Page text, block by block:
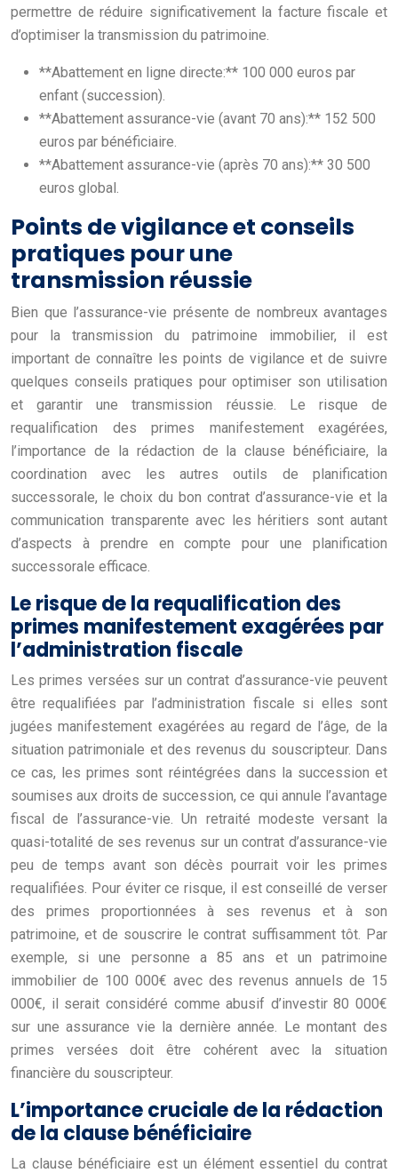
permettre de réduire significativement la facture fiscale et
d’optimiser la transmission du patrimoine.
**Abattement en ligne directe:** 100 000 euros par
enfant (succession).
**Abattement assurance-vie (avant 70 ans):** 152 500
euros par bénéficiaire.
**Abattement assurance-vie (après 70 ans):** 30 500
euros global.
Points de vigilance et conseils
pratiques pour une
transmission réussie
Bien que l’assurance-vie présente de nombreux avantages
pour la transmission du patrimoine immobilier, il est
important de connaître les points de vigilance et de suivre
quelques conseils pratiques pour optimiser son utilisation
et garantir une transmission réussie. Le risque de
requalification des primes manifestement exagérées,
l’importance de la rédaction de la clause bénéficiaire, la
coordination avec les autres outils de planification
successorale, le choix du bon contrat d’assurance-vie et la
communication transparente avec les héritiers sont autant
d’aspects à prendre en compte pour une planification
successorale efficace.
Le risque de la requalification des
primes manifestement exagérées par
l’administration fiscale
Les primes versées sur un contrat d’assurance-vie peuvent
être requalifiées par l’administration fiscale si elles sont
jugées manifestement exagérées au regard de l’âge, de la
situation patrimoniale et des revenus du souscripteur. Dans
ce cas, les primes sont réintégrées dans la succession et
soumises aux droits de succession, ce qui annule l’avantage
fiscal de l’assurance-vie. Un retraité modeste versant la
quasi-totalité de ses revenus sur un contrat d’assurance-vie
peu de temps avant son décès pourrait voir les primes
requalifiées. Pour éviter ce risque, il est conseillé de verser
des primes proportionnées à ses revenus et à son
patrimoine, et de souscrire le contrat suffisamment tôt. Par
exemple, si une personne a 85 ans et un patrimoine
immobilier de 100 000€ avec des revenus annuels de 15
000€, il serait considéré comme abusif d’investir 80 000€
sur une assurance vie la dernière année. Le montant des
primes versées doit être cohérent avec la situation
financière du souscripteur.
L’importance cruciale de la rédaction
de la clause bénéficiaire
La clause bénéficiaire est un élément essentiel du contrat